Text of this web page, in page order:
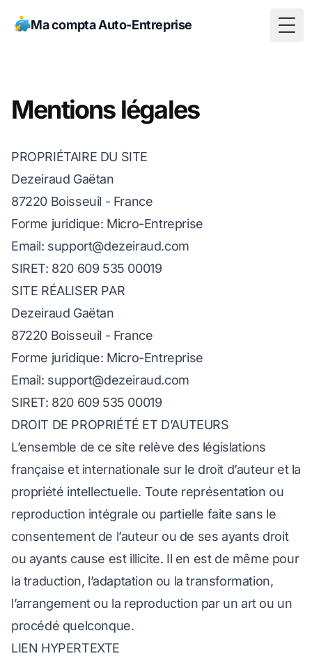
Ma compta Auto-Entreprise
Mentions légales
PROPRIÉTAIRE DU SITE
Dezeiraud Gaëtan
87220 Boisseuil - France
Forme juridique: Micro-Entreprise
Email: support@dezeiraud.com
SIRET: 820 609 535 00019
SITE RÉALISER PAR
Dezeiraud Gaëtan
87220 Boisseuil - France
Forme juridique: Micro-Entreprise
Email: support@dezeiraud.com
SIRET: 820 609 535 00019
DROIT DE PROPRIÉTÉ ET D’AUTEURS
L’ensemble de ce site relève des législations
française et internationale sur le droit d’auteur et la
propriété intellectuelle. Toute représentation ou
reproduction intégrale ou partielle faite sans le
consentement de l’auteur ou de ses ayants droit
ou ayants cause est illicite. Il en est de même pour
la traduction, l’adaptation ou la transformation,
l’arrangement ou la reproduction par un art ou un
procédé quelconque.
LIEN HYPERTEXTE